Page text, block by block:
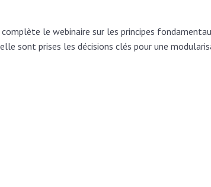
le webinaire sur les principes
sont prises les décisions clés pour une